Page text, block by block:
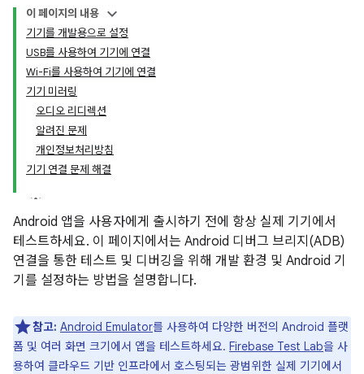
이 페이지의 내용
기기를 개발용으로 설정
USB를 사용하여 기기에 연결
Wi-Fi를 사용하여 기기에 연결
기기 미러링
오디오 리디렉션
알려진 문제
개인정보처리방침
기기 연결 문제 해결
Android 앱을 사용자에게 출시하기 전에 항상 실제 기기에서
테스트하세요. 이 페이지에서는 Android 디버그 브리지(ADB)
연결을 통한 테스트 및 디버깅을 위해 개발 환경 및 Android 기
기를 설정하는 방법을 설명합니다.
참고: Android Emulator를 사용하여 다양한 버전의 Android 플랫
폼 및 여러 화면 크기에서 앱을 테스트하세요. Firebase Test Lab을 사
용하여 클라우드 기반 인프라에서 호스팅되는 광범위한 실제 기기에서